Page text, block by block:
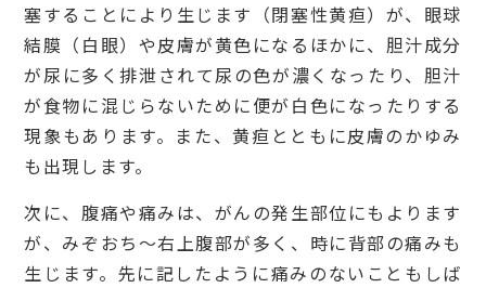
塞することにより生じます（閉塞性黄疸）が、眼球
結膜（白眼）や皮膚が黄色になるほかに、胆汁成分
が尿に多く排泄されて尿の色が濃くなったり、胆汁
が食物に混じらないために便が白色になったりする
現象もあります。また、黄疸とともに皮膚のかゆみ
も出現します。
次に、腹痛や痛みは、がんの発生部位にもよります
が、みぞおち～右上腹部が多く、時に背部の痛みも
生じます。先に記したように痛みのないこともしば